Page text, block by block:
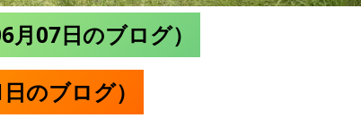
07日のブログ）
のブログ）